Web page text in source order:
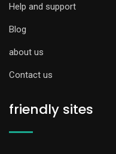
Help and support
Blog
about us
Contact us
friendly sites